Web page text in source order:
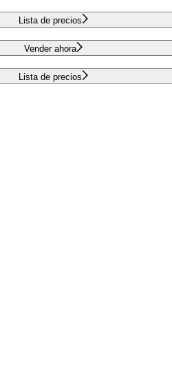
Lista de precios
Vender ahora
Lista de precios